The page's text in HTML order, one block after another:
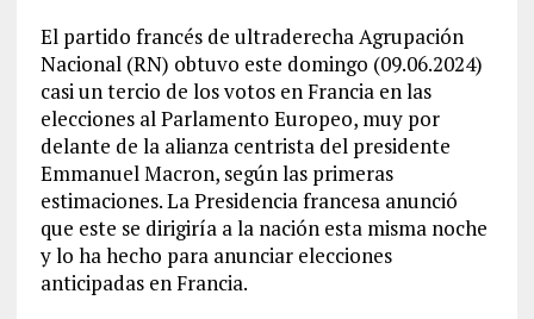
El partido francés de ultraderecha Agrupación
Nacional (RN) obtuvo este domingo (09.06.2024)
casi un tercio de los votos en Francia en las
elecciones al Parlamento Europeo, muy por
delante de la alianza centrista del presidente
Emmanuel Macron, según las primeras
estimaciones. La Presidencia francesa anunció
que este se dirigiría a la nación esta misma noche
y lo ha hecho para anunciar elecciones
anticipadas en Francia.